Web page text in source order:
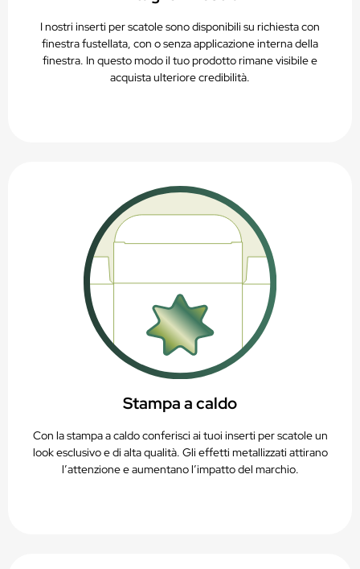
I nostri inserti per scatole sono disponibili su richiesta con
finestra fustellata, con o senza applicazione interna della
finestra. In questo modo il tuo prodotto rimane visibile e
acquista ulteriore credibilità.
Stampa a caldo
Con la stampa a caldo conferisci ai tuoi inserti per scatole un
look esclusivo e di alta qualità. Gli effetti metallizzati attirano
l’attenzione e aumentano l’impatto del marchio.